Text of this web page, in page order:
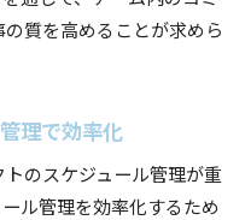
質を高めることが求めら
理で効率化
のスケジュール管理が重
ル管理を効率化するため